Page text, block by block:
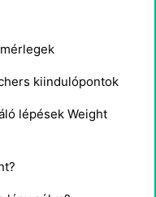
kiindulópontok
lépések Weight